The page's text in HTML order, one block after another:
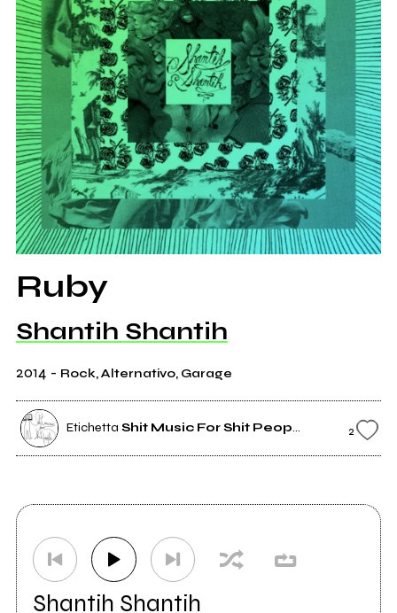
Ruby
Shantih Shantih
2014 - Rock, Alternativo, Garage
Etichetta Shit Music For Shit People 2
Shantih Shantih